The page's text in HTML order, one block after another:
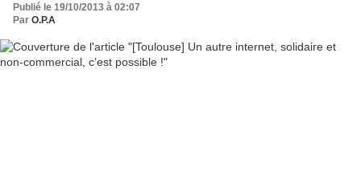
Publié le 19/10/2013 à 02:07
Par O.P.A